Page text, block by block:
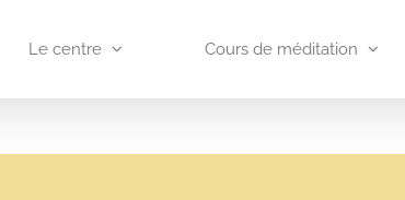
Le centre Cours de méditation